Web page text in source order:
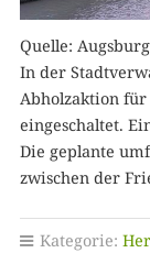
Quelle:
In der
Abholzaktion
eingeschaltet.
Die geplante
zwischen der
Kategorie: